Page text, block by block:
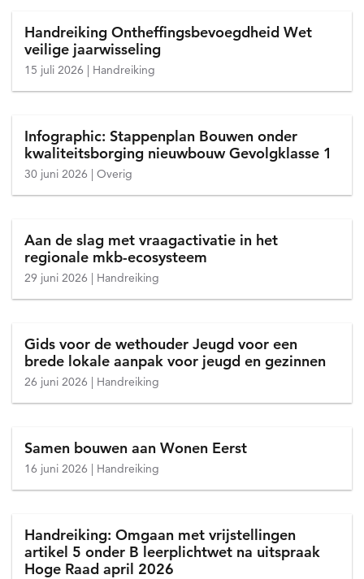
Handreiking Ontheffingsbevoegdheid Wet
veilige jaarwisseling
15 juli 2026 Handreiking
Infographic: Stappenplan Bouwen onder
kwaliteitsborging nieuwbouw Gevolgklasse 1
30 juni 2026 Overig
Aan de slag met vraagactivatie in het
regionale mkb-ecosysteem
29 juni 2026 Handreiking
Gids voor de wethouder Jeugd voor een
brede lokale aanpak voor jeugd en gezinnen
26 juni 2026 Handreiking
Samen bouwen aan Wonen Eerst
16 juni 2026 Handreiking
Handreiking: Omgaan met vrijstellingen
artikel 5 onder B leerplichtwet na uitspraak
Hoge Raad april 2026